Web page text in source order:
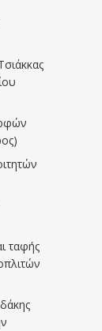
ταφής